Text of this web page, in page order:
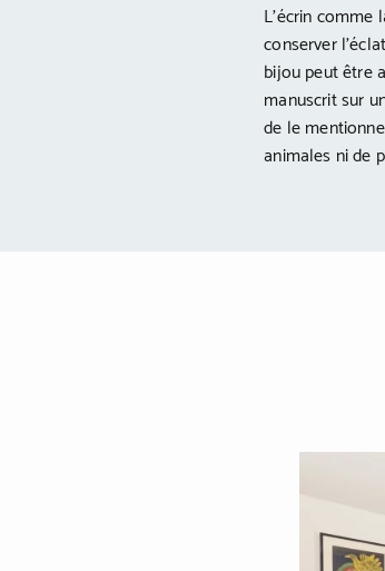
L’écrin
conserver
bijou peut être
manuscrit sur
de le
animales ni de